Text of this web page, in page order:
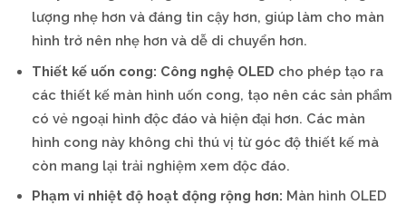
lượng nhẹ hơn và đáng tin cậy hơn, giúp làm cho màn
hình trở nên nhẹ hơn và dễ di chuyển hơn.
Thiết kế uốn cong: Công nghệ OLED cho phép tạo ra
các thiết kế màn hình uốn cong, tạo nên các sản phẩm
có vẻ ngoại hình độc đáo và hiện đại hơn. Các màn
hình cong này không chỉ thú vị từ góc độ thiết kế mà
còn mang lại trải nghiệm xem độc đáo.
Phạm vi nhiệt độ hoạt động rộng hơn: Màn hình OLED